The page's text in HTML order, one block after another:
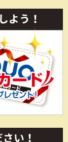
よう！
い！